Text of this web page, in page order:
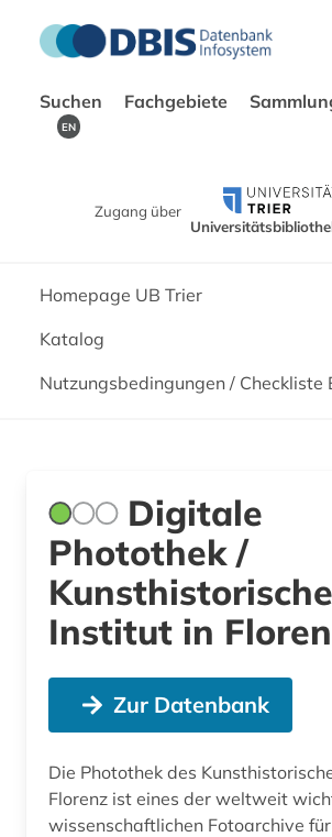
Suchen Fachgebiete
EN
Zugang über
Homepage UB Trier
Katalog
Nutzungsbedingungen / Checkliste
Digitale
Photothek /
Institut in
Zur Datenbank
Die Photothek des
Florenz ist eines der weltweit
wissenschaftlichen Fotoarchive